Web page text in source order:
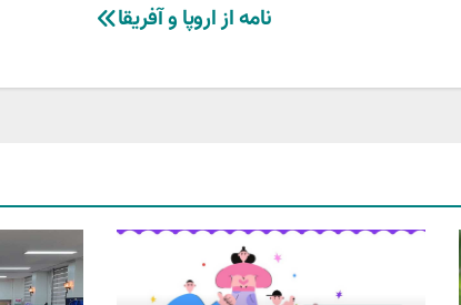
نامه از اروپا و آفریقا